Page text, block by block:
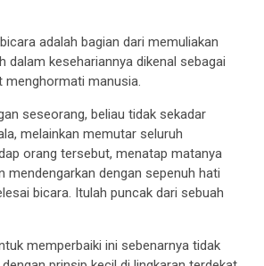
adalah bagian dari memuliakan
dalam kesehariannya dikenal sebagai
menghormati manusia.
seseorang, beliau tidak sekadar
melainkan memutar seluruh
orang tersebut, menatap matanya
mendengarkan dengan sepenuh hati
bicara. Itulah puncak dari sebuah
memperbaiki ini sebenarnya tidak